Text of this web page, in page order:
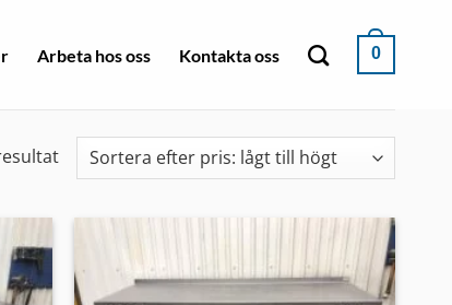
Arbeta hos oss Kontakta oss 0
Sorterade
efter
högt